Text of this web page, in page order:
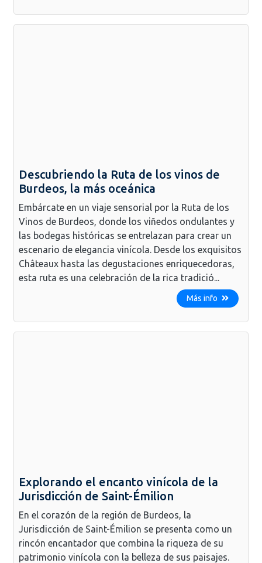
Descubriendo la Ruta de los vinos de
Burdeos, la más oceánica
Embárcate en un viaje sensorial por la Ruta de los
Vinos de Burdeos, donde los viñedos ondulantes y
las bodegas históricas se entrelazan para crear un
escenario de elegancia vinícola. Desde los exquisitos
Châteaux hasta las degustaciones enriquecedoras,
esta ruta es una celebración de la rica tradició...
Más info
Explorando el encanto vinícola de la
Jurisdicción de Saint-Émilion
En el corazón de la región de Burdeos, la
Jurisdicción de Saint-Émilion se presenta como un
rincón encantador que combina la riqueza de su
patrimonio vinícola con la belleza de sus paisajes.